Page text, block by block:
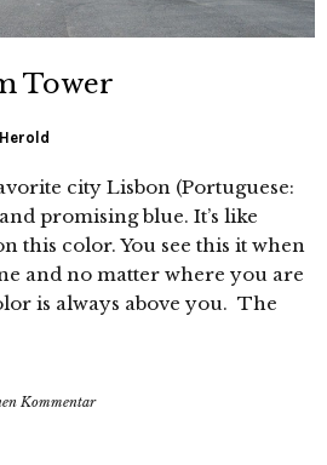
Tower
city Lisbon (Portuguese:
promising blue. It’s like
this color. You see this it when
and no matter where you are
is always above you. The
Kommentar